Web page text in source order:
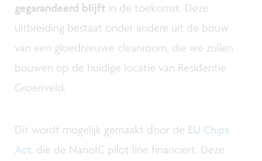
gegarandeerd blijft in de toekomst. Deze
uitbreiding bestaat onder andere uit de bouw
van een gloednieuwe cleanroom, die we zullen
bouwen op de huidige locatie van Residentie
Groenveld.
Dit wordt mogelijk gemaakt door de EU Chips
Act, die de NanoIC pilot line financiert. Deze